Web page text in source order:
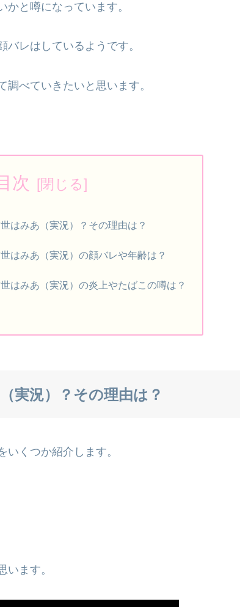
と噂になっています。
レはしているようです。
べていきたいと思います。
次
はみあ（実況）？その理由は？
はみあ（実況）の顔バレや年齢は？
はみあ（実況）の炎上やたばこの噂は？
実況）？その理由は？
くつか紹介します。
います。